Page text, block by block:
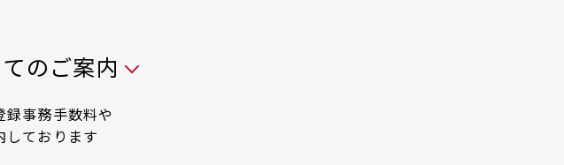
が必要です
のご案内
録事務手数料や
しております